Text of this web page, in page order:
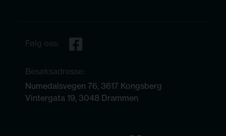
Følg oss:
Besøksadresse:
Numedalsvegen 76, 3617 Kongsberg
Vintergata 19, 3048 Drammen